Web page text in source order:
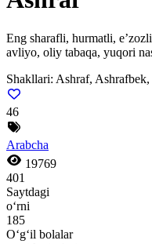
Eng sharafli, hurmatli,
avliyo, oliy tabaqa, yuqori
Shakllari: Ashraf,
46
Arabcha
19769
401
Saytdagi
o‘rni
185
O‘g‘il bolalar